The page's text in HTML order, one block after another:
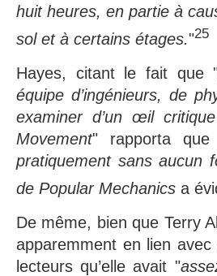
huit heures, en partie à
sol et à certains étages."25
Hayes, citant le fait que
équipe d’ingénieurs, de
examiner d’un œil
Movement" rapporta
pratiquement sans aucun
de Popular Mechanics a
De même, bien que Terry
apparemment en lien avec
lecteurs qu’elle avait "